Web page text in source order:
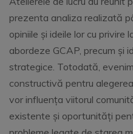
prezenta analiza realizată
opiniile și ideile lor cu privire
abordeze GCAP, precum și
strategice. Totodată,
constructivă pentru
vor influența viitorul
existente și oportunități